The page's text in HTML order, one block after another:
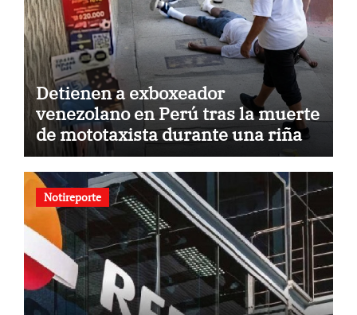
Detienen a exboxeador
venezolano en Perú tras la muerte
de mototaxista durante una riña
Notireporte